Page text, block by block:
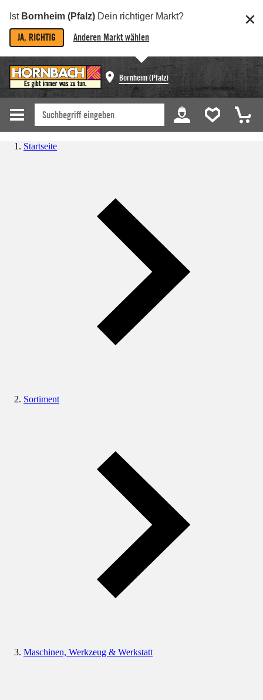
Ist Bornheim (Pfalz) Dein richtiger Markt?
JA, RICHTIG Anderen Markt wählen
Bornheim (Pfalz)
Startseite
Sortiment
Maschinen, Werkzeug & Werkstatt